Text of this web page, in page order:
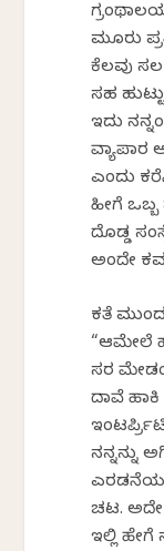
ಮೂರು
ಕೆಲವು
ಸಹ
ಇದು
ವ್ಯಾಪಾರ
ಎಂದು
ಹೀಗೆ
ದೊಡ್ಡ
ಅಂದೇ
ಕತೆ
“ಆಮೇಲೆ
ಸರ
ದಾವೆ ಹಾಕಿ
ನನ್ನನ್ನು
ಚಟ. ಅದೇ
ಇಲ್ಲಿ ಹೇಗೆ